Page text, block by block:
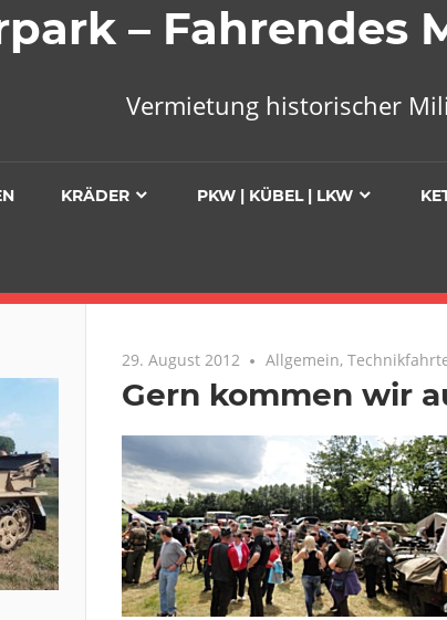
– Fahrendes
Vermietung historischer
KRÄDER PKW | KÜBEL | LKW
29. August 2012 Keine Kommentare
Allgemein,
Gern kommen wir